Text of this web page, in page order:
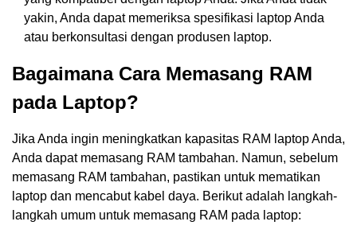
yakin, Anda dapat memeriksa spesifikasi laptop Anda
atau berkonsultasi dengan produsen laptop.
Bagaimana Cara Memasang RAM
pada Laptop?
Jika Anda ingin meningkatkan kapasitas RAM laptop Anda,
Anda dapat memasang RAM tambahan. Namun, sebelum
memasang RAM tambahan, pastikan untuk mematikan
laptop dan mencabut kabel daya. Berikut adalah langkah-
langkah umum untuk memasang RAM pada laptop: